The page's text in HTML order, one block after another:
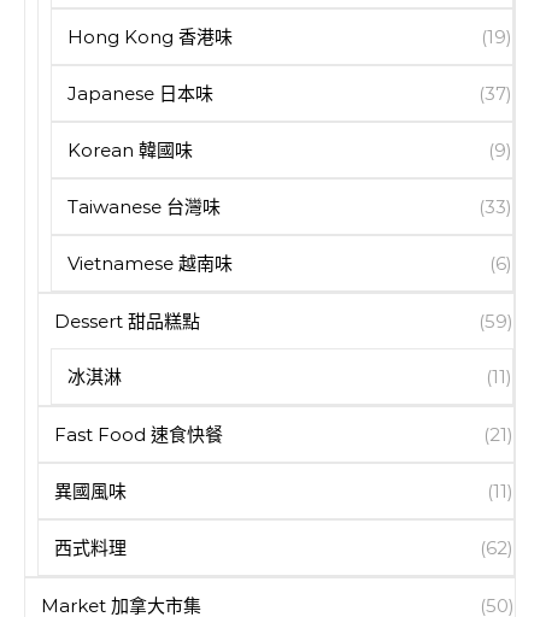
Hong Kong 香港味 (19)
Japanese 日本味 (37)
Korean 韓國味 (9)
Taiwanese 台灣味 (33)
Vietnamese 越南味 (6)
Dessert 甜品糕點 (59)
冰淇淋 (11)
Fast Food 速食快餐 (21)
異國風味 (11)
西式料理 (62)
Market 加拿大市集 (50)